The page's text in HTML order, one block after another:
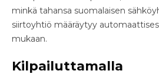
minkä tahansa suomalaisen
siirtoyhtiö määräytyy
mukaan.
Kilpailuttamalla